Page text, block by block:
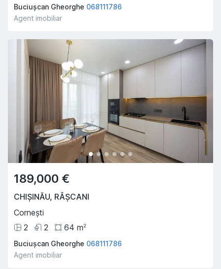
Buciușcan Gheorghe 068111786
Agent imobiliar
189,000 €
CHIȘINĂU, RÂȘCANI
Cornești
2
2 64 m2
Buciușcan Gheorghe 068111786
Agent imobiliar